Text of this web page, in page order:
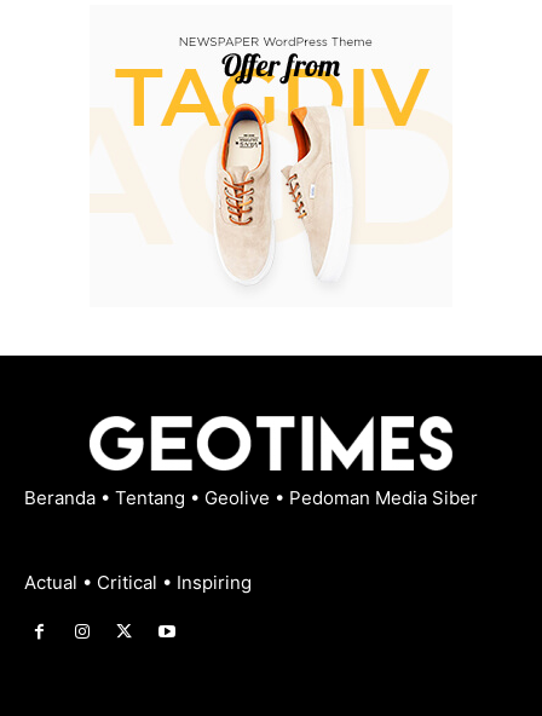
Beranda • Tentang • Geolive • Pedoman Media Siber
Actual • Critical • Inspiring